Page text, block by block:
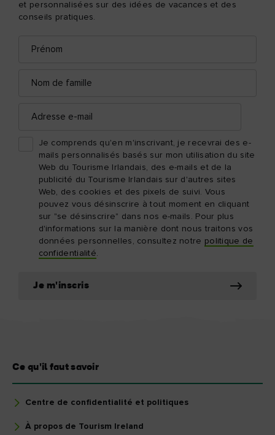
et personnalisées sur des idées de vacances et des
conseils pratiques.
Je comprends qu'en m'inscrivant, je recevrai des e-
mails personnalisés basés sur mon utilisation du site
Web du Tourisme Irlandais, des e-mails et de la
publicité du Tourisme Irlandais sur d'autres sites
Web, des cookies et des pixels de suivi. Vous
pouvez vous désinscrire à tout moment en cliquant
sur "se désinscrire" dans nos e-mails. Pour plus
d'informations sur la manière dont nous traitons vos
données personnelles, consultez notre politique de
confidentialité.
Je m'inscris
Ce qu'il faut savoir
Centre de confidentialité et politiques
À propos de Tourism Ireland